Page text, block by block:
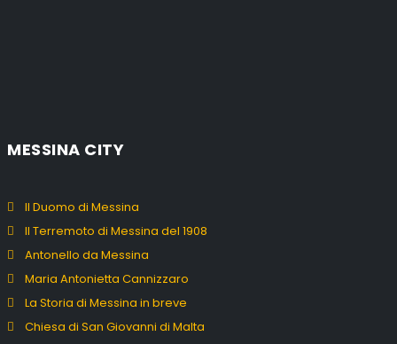
MESSINA CITY
Il Duomo di Messina
Il Terremoto di Messina del 1908
Antonello da Messina
Maria Antonietta Cannizzaro
La Storia di Messina in breve
Chiesa di San Giovanni di Malta